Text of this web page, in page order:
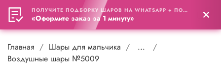
0
Главная Шары для мальчика
...
Воздушные шары №5009
ПОЛУЧИТЕ ПОДБОРКУ ШАРОВ НА WHATSAPP + ПОДАРОК
«Оформите заказ за 1 минуту»